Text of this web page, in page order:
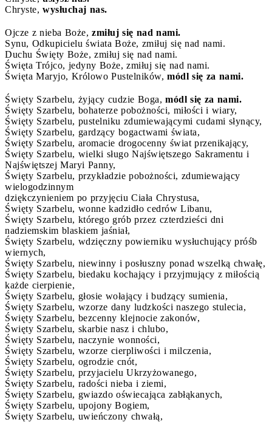
Chryste, wysłuchaj nas.
Ojcze z nieba Boże, zmiłuj się nad nami.
Synu, Odkupicielu świata Boże, zmiłuj się nad nami.
Duchu Święty Boże, zmiłuj się nad nami.
Święta Trójco, jedyny Boże, zmiłuj się nad nami.
Święta Maryjo, Królowo Pustelników, módl się za nami.
Święty Szarbelu, żyjący cudzie Boga, módl się za nami.
Święty Szarbelu, bohaterze pobożności, miłości i wiary,
Święty Szarbelu, pustelniku zdumiewającymi cudami słynący,
Święty Szarbelu, gardzący bogactwami świata,
Święty Szarbelu, aromacie drogocenny świat przenikający,
Święty Szarbelu, wielki sługo Najświętszego Sakramentu i
Najświętszej Maryi Panny,
Święty Szarbelu, przykładzie pobożności, zdumiewający
wielogodzinnym
dziękczynieniem po przyjęciu Ciała Chrystusa,
Święty Szarbelu, wonne kadzidło cedrów Libanu,
Święty Szarbelu, którego grób przez czterdzieści dni
nadziemskim blaskiem jaśniał,
Święty Szarbelu, wdzięczny powierniku wysłuchujący próśb
wiernych,
Święty Szarbelu, niewinny i posłuszny ponad wszelką chwałę,
Święty Szarbelu, biedaku kochający i przyjmujący z miłością
każde cierpienie,
Święty Szarbelu, głosie wołający i budzący sumienia,
Święty Szarbelu, wzorze dany ludzkości naszego stulecia,
Święty Szarbelu, bezcenny klejnocie zakonów,
Święty Szarbelu, skarbie nasz i chlubo,
Święty Szarbelu, naczynie wonności,
Święty Szarbelu, wzorze cierpliwości i milczenia,
Święty Szarbelu, ogrodzie cnót,
Święty Szarbelu, przyjacielu Ukrzyżowanego,
Święty Szarbelu, radości nieba i ziemi,
Święty Szarbelu, gwiazdo oświecająca zabłąkanych,
Święty Szarbelu, upojony Bogiem,
Święty Szarbelu, uwieńczony chwałą,